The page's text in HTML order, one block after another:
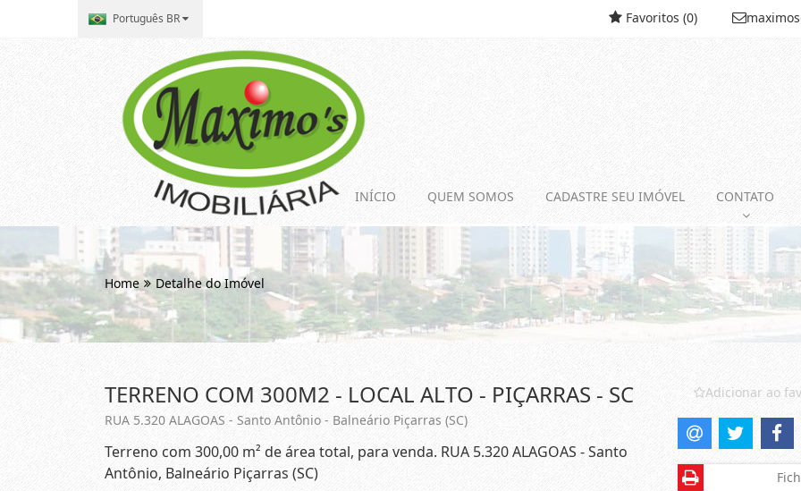
Português BR Favoritos (0)
INÍCIO QUEM SOMOS CADASTRE SEU IMÓVEL CONTATO
Home Detalhe do Imóvel
TERRENO COM 300M2 - LOCAL ALTO - PIÇARRAS - SC
RUA 5.320 ALAGOAS - Santo Antônio - Balneário Piçarras (SC)
Terreno com 300,00 m² de área total, para venda. RUA 5.320 ALAGOAS - Santo
Antônio, Balneário Piçarras (SC)
Adicionar ao